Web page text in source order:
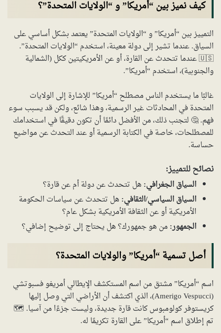
كيف نميز بين “أمريكا” و “الولايات المتحدة”؟
التمييز بين “أمريكا” و “الولايات المتحدة” يعتمد بشكل أساسي على
السياق. عندما تشير إلى دولة معينة، استخدم “الولايات المتحدة”.
🇺🇸 عندما تتحدث عن القارة، أو عن الأمريكيتين ككل (الشمالية
والجنوبية)، استخدم “أمريكا”.
غالبًا ما يستخدم الناس مصطلح “أمريكا” للإشارة إلى الولايات
المتحدة في المحادثات غير الرسمية، وهذا شائع، ولكن قد يسبب سوء
فهم. 🤔 لتجنب ذلك، من الأفضل دائمًا أن تكون دقيقًا في استخدامك
للمصطلحات، خاصة في الكتابة الرسمية أو عند التحدث عن مواضيع
حساسة.
نصائح للتمييز:
السياق الجغرافي: هل تتحدث عن دولة أم عن قارة؟
السياق السياسي/الثقافي: هل تتحدث عن سياسات الحكومة
الأمريكية أو عن الثقافة الأمريكية بشكل عام؟
الجمهور:من هو جمهورك؟ هل يحتاج إلى توضيح إضافي؟
أصل تسمية “أمريكا” والولايات المتحدة؟
اسم “أمريكا” مشتق من اسم المستكشف الإيطالي أمريغو فسبوتشي
(Amerigo Vespucci)، الذي اكتشف أن الأراضي التي وصل إليها
كريستوفر كولومبوس كانت قارة جديدة، وليست جزءًا من آسيا. 🗺️
تم إطلاق اسم “أمريكا” على القارة تكريمًا له.